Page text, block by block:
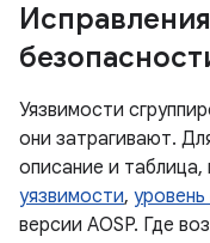
Уязвимости
они затрагивают.
описание и таблица,
уязвимости,
версии AOSP. Где